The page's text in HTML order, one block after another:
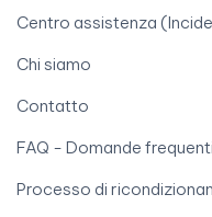
Centro assistenza
Chi siamo
Contatto
FAQ - Domande frequenti
Processo di